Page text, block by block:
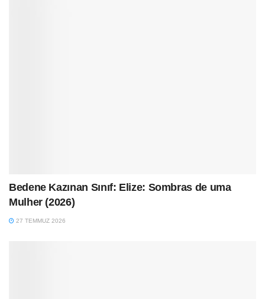
Bedene Kazınan Sınıf: Elize: Sombras de uma
Mulher (2026)
27 TEMMUZ 2026